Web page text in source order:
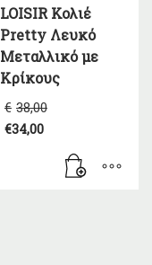
LOISIR Κολιέ
Pretty Λευκό
Μεταλλικό με
Κρίκους
€ 38,00
€38,00.
€34,00
τρέχουσα